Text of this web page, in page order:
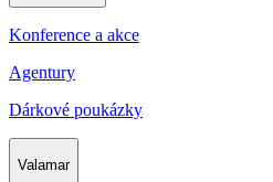
Konference a akce
Agentury
Dárkové poukázky
Valamar